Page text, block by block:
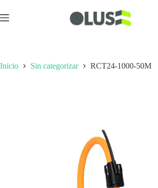
Inicio Sin categorizar RCT24-1000-50M